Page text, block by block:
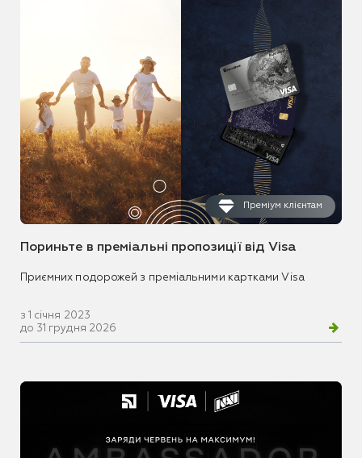
Преміум клієнтам
Пориньте в преміальні пропозиції від Visa
Приємних подорожей з преміальними картками Visa
з 1 січня 2023
до 31 грудня 2026